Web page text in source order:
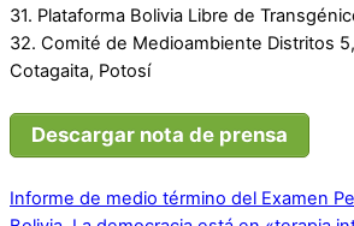
31. Plataforma Bolivia Libre de
32. Comité de Medioambiente Distritos
Cotagaita, Potosí
Descargar nota de prensa
Informe de medio término del Examen